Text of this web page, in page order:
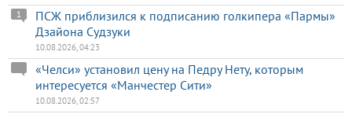
ПСЖ приблизился к подписанию голкипера «Пармы»
Дзайона Судзуки
1
10.08.2026, 04:23
«Челси» установил цену на Педру Нету, которым
интересуется «Манчестер Сити»
10.08.2026, 02:57